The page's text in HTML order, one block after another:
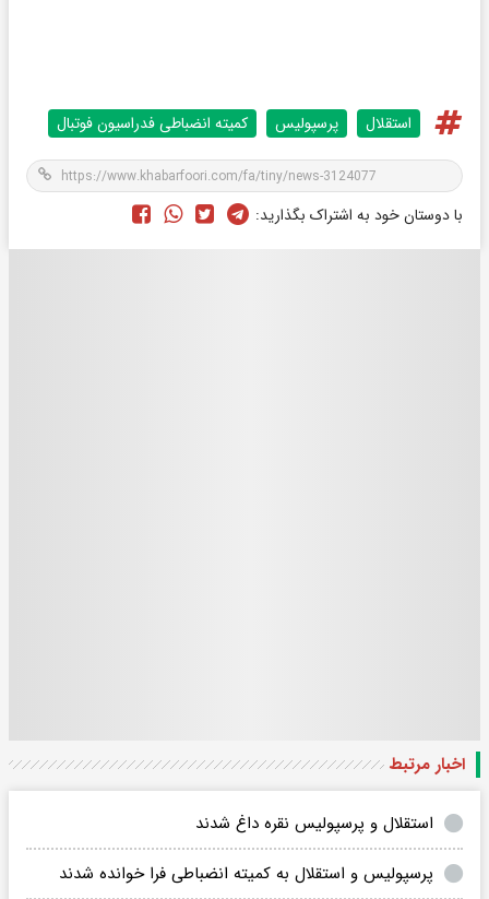
استقلال پرسپولیس کمیته انضباطی فدراسیون فوتبال
با دوستان خود به اشتراک بگذارید:
اخبار مرتبط
استقلال و پرسپولیس نقره داغ شدند
پرسپولیس و استقلال به کمیته انضباطی فرا خوانده شدند